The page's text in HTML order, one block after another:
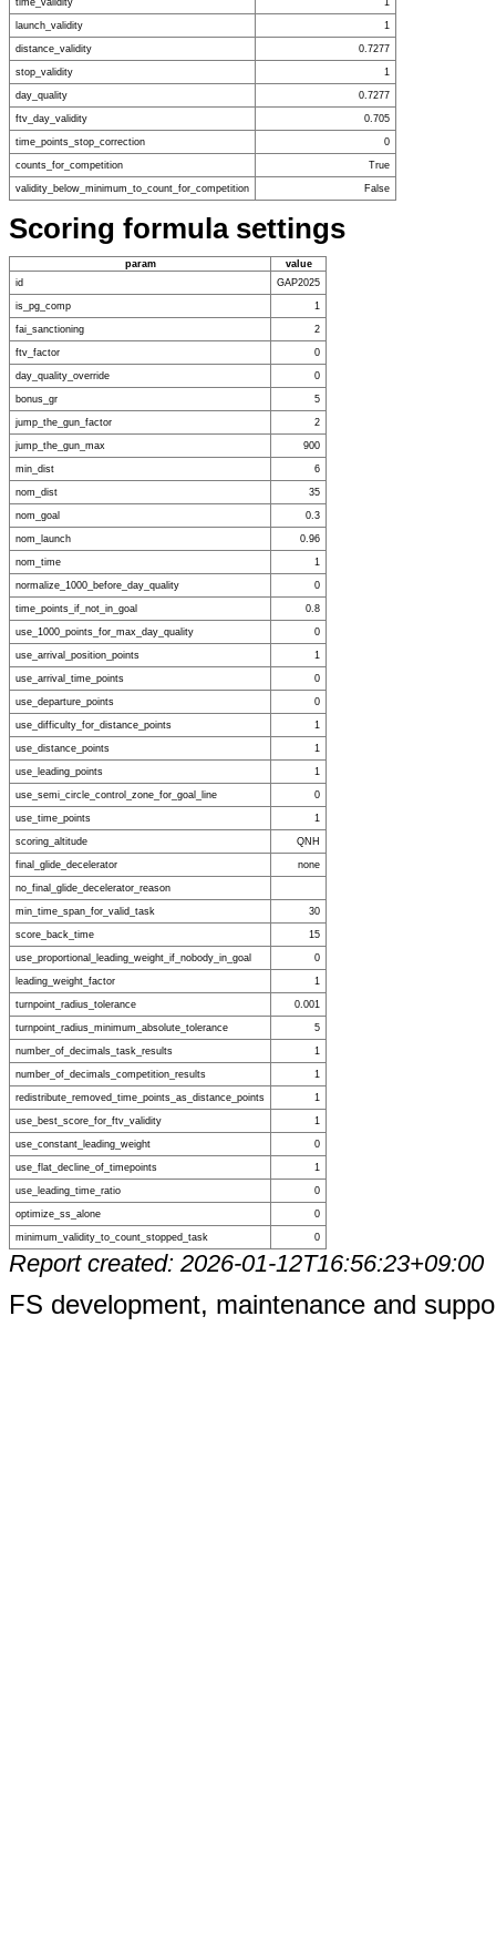
time_validity 1
launch_validity 1
distance_validity 0.7277
stop_validity 1
day_quality 0.7277
ftv_day_validity 0.705
time_points_stop_correction 0
counts_for_competition True
validity_below_minimum_to_count_for_competition False
Scoring formula settings
param
value
id
GAP2025
is_pg_comp 1
fai_sanctioning 2
ftv_factor 0
day_quality_override 0
bonus_gr 5
jump_the_gun_factor 2
jump_the_gun_max 900
min_dist 6
nom_dist 35
nom_goal 0.3
nom_launch 0.96
nom_time 1
normalize_1000_before_day_quality 0
time_points_if_not_in_goal 0.8
use_1000_points_for_max_day_quality 0
use_arrival_position_points 1
use_arrival_time_points 0
use_departure_points 0
use_difficulty_for_distance_points 1
use_distance_points 1
use_leading_points 1
use_semi_circle_control_zone_for_goal_line 0
use_time_points 1
scoring_altitude QNH
final_glide_decelerator none
no_final_glide_decelerator_reason
min_time_span_for_valid_task 30
score_back_time 15
use_proportional_leading_weight_if_nobody_in_goal 0
leading_weight_factor 1
turnpoint_radius_tolerance 0.001
turnpoint_radius_minimum_absolute_tolerance 5
number_of_decimals_task_results 1
number_of_decimals_competition_results 1
redistribute_removed_time_points_as_distance_points 1
use_best_score_for_ftv_validity 1
use_constant_leading_weight 0
use_flat_decline_of_timepoints 1
use_leading_time_ratio 0
optimize_ss_alone 0
minimum_validity_to_count_stopped_task 0
Report created: 2026-01-12T16:56:23+09:00
FS development, maintenance and